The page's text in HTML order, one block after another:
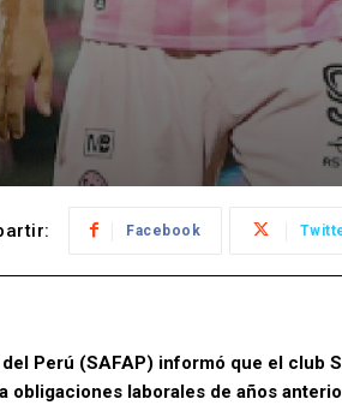
Facebook
Perú (SAFAP) informó que el club
laborales de años